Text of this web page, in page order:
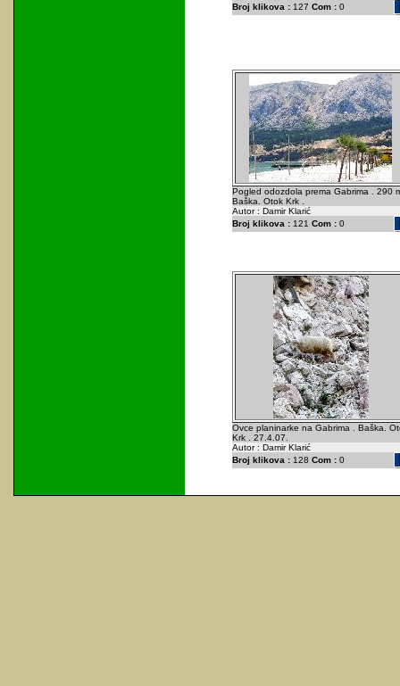
Broj klikova :127 Com :0
Pogled odozdola prema Gabrima . 290
Baška. Otok Krk .
Autor : Damir Klarić
Broj klikova :121 Com :0
Ovce planinarke na Gabrima . Baška.
Krk . 27.4.07.
Autor : Damir Klarić
Broj klikova :128 Com :0